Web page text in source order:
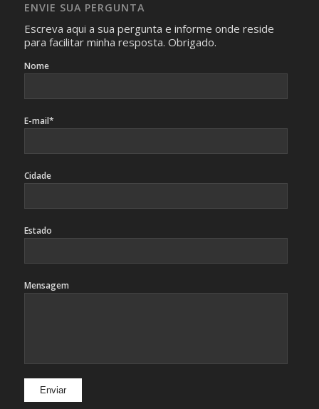
identificação da pessoa fotografada.
ENVIE SUA PERGUNTA
Escreva aqui a sua pergunta e informe onde reside
para facilitar minha resposta. Obrigado.
Nome
E-mail*
Cidade
Estado
Mensagem